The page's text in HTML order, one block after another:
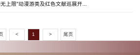
上限”动漫游类及红色文献巡展开...
< 1 > 尾页